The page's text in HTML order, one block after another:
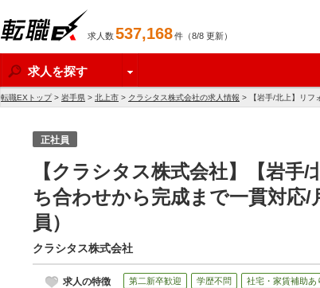
求人数537,168件（8/8 更新）
求人を探す
転職EXトップ> 岩手県 > 北上市 > クラシタス株式会社の求人情報 > 【岩手/北上】リフ
正社員
【クラシタス株式会社】【岩
ち合わせから完成まで一貫対応/
員）
クラシタス株式会社
求人の特徴 第二新卒歓迎 学歴不問 社宅・家賃補助あ